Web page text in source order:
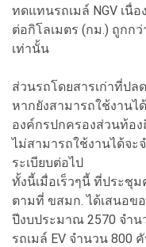
ทดแทนรถเมล์ NGV เนื่
ต่อกิโลเมตร (กม.) ถูกก
เท่านั้น
ส่วนรถโดยสารเก่าที่ป
หากยังสามารถใช้งานไ
องค์กรปกครองส่วนท้อ
ไม่สามารถใช้งานได้จะ
ระเบียบต่อไป
ทั้งนี้เมื่อเร็วๆนี้ ที่ประชุ
ตามที่ ขสมก. ได้เสนอข
ปีงบประมาณ 2570 จำน
รถเมล์ EV จำนวน 800